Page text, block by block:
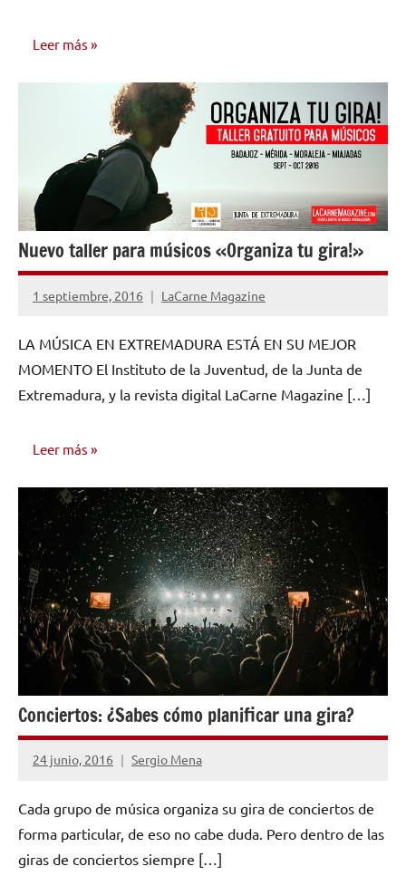
Leer más
Nuevo taller para músicos «Organiza tu gira!»
1 septiembre, 2016 LaCarne Magazine
No
comentarios
LA MÚSICA EN EXTREMADURA ESTÁ EN SU MEJOR
MOMENTO El Instituto de la Juventud, de la Junta de
Extremadura, y la revista digital LaCarne Magazine […]
Leer más
NOTICIAS
Conciertos: ¿Sabes cómo planificar una gira?
24 junio, 2016 Sergio Mena
No
comentarios
Cada grupo de música organiza su gira de conciertos de
forma particular, de eso no cabe duda. Pero dentro de las
giras de conciertos siempre […]